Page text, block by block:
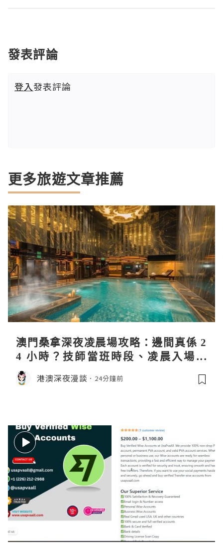
發表評論
登入發表評論
更多旅遊文章推薦
澳門桑拿深夜凌晨場攻略：邊間真係 2
4 小時？技師當班時段、凌晨入場流
程、過夜安排一次過講清
港澳深夜漫談 24分鐘前